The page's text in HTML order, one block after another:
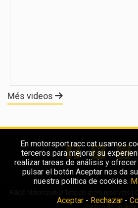
Més videos
privacitat
Politica de cookies
En motorsport.racc.cat usamos
terceros para mejorar su
realizar tareas de análisis y
pulsar el botón Aceptar nos da
nuestra política de cookies.
Aceptar - Rechazar-